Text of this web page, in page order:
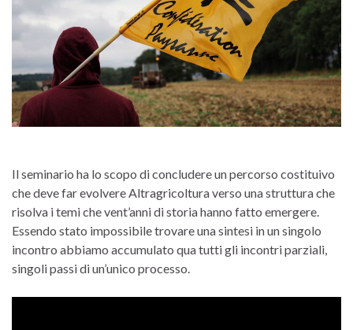
Il seminario ha lo scopo di concludere un percorso costituivo
che deve far evolvere Altragricoltura verso una struttura che
risolva i temi che vent’anni di storia hanno fatto emergere.
Essendo stato impossibile trovare una sintesi in un singolo
incontro abbiamo accumulato qua tutti gli incontri parziali,
singoli passi di un’unico processo.